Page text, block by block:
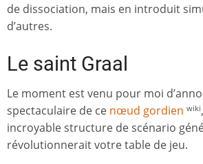
de dissociation, mais en introduit
d’autres.
Le saint Graal
Le moment est venu pour moi
spectaculaire de ce nœud gordien wiki
incroyable structure de scénario
révolutionnerait votre table de jeu.